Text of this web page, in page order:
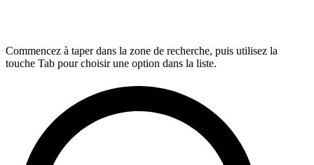
Commencez à taper dans la zone de recherche, puis utilisez la
touche Tab pour choisir une option dans la liste.